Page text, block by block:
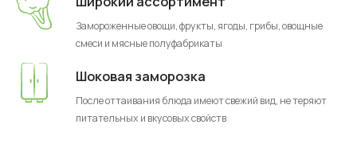
Замороженные овощи, фрукты, ягоды, грибы, овощные
смеси и мясные полуфабрикаты
Шоковая заморозка
После оттаивания блюда имеют свежий вид, не теряют
питательных и вкусовых свойств